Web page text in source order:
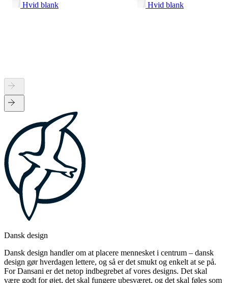
Hvid blank
Hvid blank
Dansk design
Dansk design handler om at placere mennesket i centrum – dansk
design gør hverdagen lettere, og så er det smukt og enkelt at se på.
For Dansani er det netop indbegrebet af vores designs. Det skal
være godt for øjet, det skal fungere ubesværet, og det skal føles som